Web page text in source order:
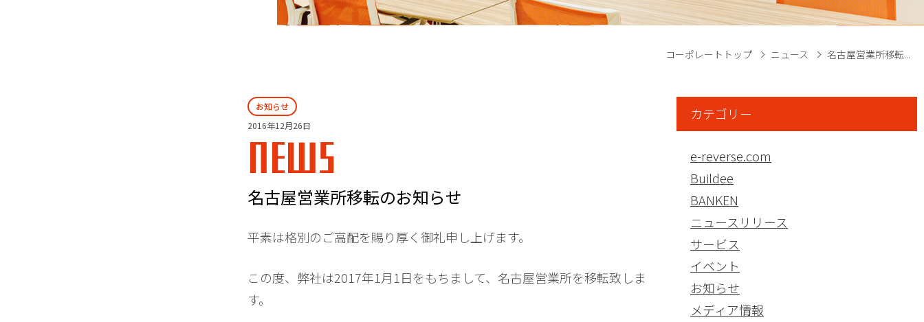
コーポレートトップ ニュース 名古屋営業所移転...
お知らせ
2016年12月26日
NEWS
名古屋営業所移転のお知らせ
平素は格別のご高配を賜り厚く御礼申し上げます。
この度、弊社は2017年1月1日をもちまして、名古屋営業所を移転致しま
す。
カテゴリー
e-reverse.com
Buildee
BANKEN
ニュースリリース
サービス
イベント
お知らせ
メディア情報